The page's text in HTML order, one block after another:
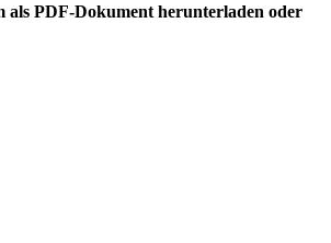
als PDF-Dokument herunterladen oder